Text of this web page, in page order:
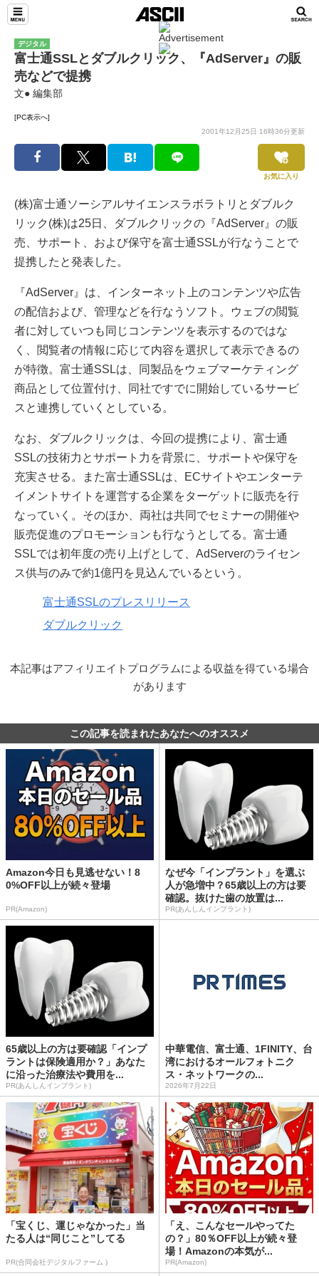
デジタル
富士通SSLとダブルクリック、『AdServer』の販
売などで提携
文● 編集部
[PC表示へ]
2001年12月25日 16時36分更新
お気に入り
(株)富士通ソーシアルサイエンスラボラトリとダブルク
リック(株)は25日、ダブルクリックの『AdServer』の販
売、サポート、および保守を富士通SSLが行なうことで
提携したと発表した。
『AdServer』は、インターネット上のコンテンツや広告
の配信および、管理などを行なうソフト。ウェブの閲覧
者に対していつも同じコンテンツを表示するのではな
く、閲覧者の情報に応じて内容を選択して表示できるの
が特徴。富士通SSLは、同製品をウェブマーケティング
商品として位置付け、同社ですでに開始しているサービ
スと連携していくとしている。
なお、ダブルクリックは、今回の提携により、富士通
SSLの技術力とサポート力を背景に、サポートや保守を
充実させる。また富士通SSLは、ECサイトやエンターテ
イメントサイトを運営する企業をターゲットに販売を行
なっていく。そのほか、両社は共同でセミナーの開催や
販売促進のプロモーションも行なうとしてる。富士通
SSLでは初年度の売り上げとして、AdServerのライセン
ス供与のみで約1億円を見込んでいるという。
富士通SSLのプレスリリース
ダブルクリック
本記事はアフィリエイトプログラムによる収益を得ている場合
があります
この記事を読まれたあなたへのオススメ
Amazon今日も見逃せない！8
0%OFF以上が続々登場
PR(Amazon)
なぜ今「インプラント」を選ぶ
人が急増中？65歳以上の方は要
確認。抜けた歯の放置は...
PR(あんしんインプラント)
65歳以上の方は要確認「インプ
ラントは保険適用か？」あなた
に沿った治療法や費用を...
PR(あんしんインプラント)
中華電信、富士通、1FINITY、台
湾におけるオールフォトニク
ス・ネットワークの...
2026年7月22日
「宝くじ、運じゃなかった」当
たる人は“同じこと”してる
PR(合同会社デジタルファーム )
「え、こんなセールやってた
の？」80％OFF以上が続々登
場！Amazonの本気が...
PR(Amazon)